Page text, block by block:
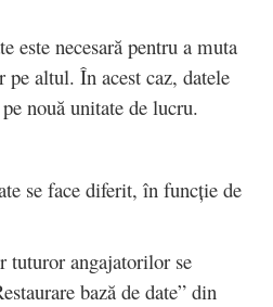
este necesară pentru a muta
pe altul. În acest caz, datele
nouă unitate de lucru.
se face diferit, în funcție de
tuturor angajatorilor se
bază de date” din